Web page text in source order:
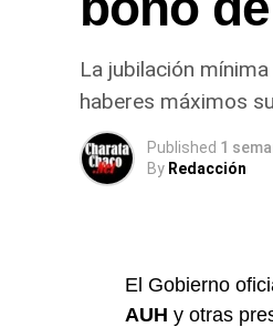
La jubilación
haberes máximos
Published 1
By Redacción
El Gobierno
AUH y otras